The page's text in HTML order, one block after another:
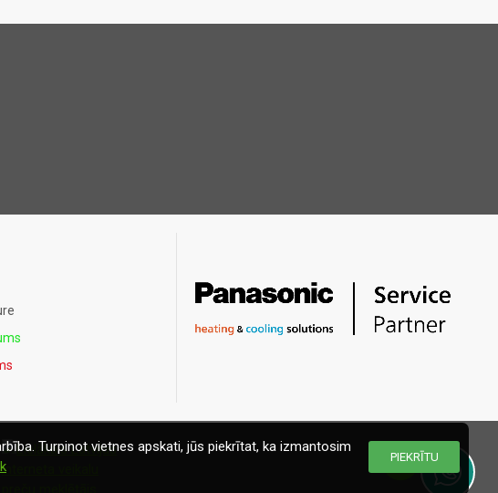
PIEKRĪTU
Turpinot vietnes apskati, jūs piekrītat, ka izmantosim